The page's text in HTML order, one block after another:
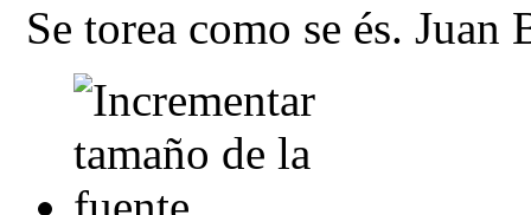
Se torea como se és. Juan